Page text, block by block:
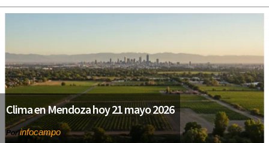
Clima en Mendoza hoy 21 mayo 2026
Porinfocampo